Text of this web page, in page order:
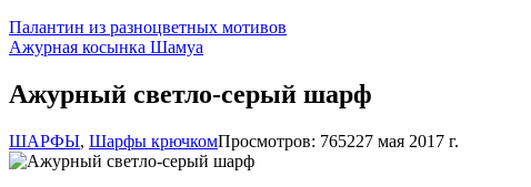
Палантин из разноцветных мотивов
Ажурная косынка Шамуа
Ажурный светло-серый шарф
ШАРФЫ, Шарфы крючкомПросмотров: 765227 мая 2017 г.